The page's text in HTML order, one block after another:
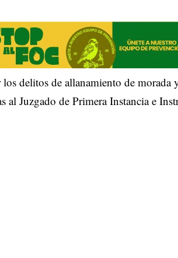
delitos de allanamiento de morada
al Juzgado de Primera Instancia e